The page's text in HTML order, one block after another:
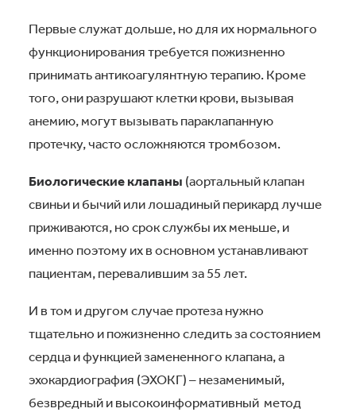
Первые служат дольше, но для их нормального
функционирования требуется пожизненно
принимать антикоагулянтную терапию. Кроме
того, они разрушают клетки крови, вызывая
анемию, могут вызывать параклапанную
протечку, часто осложняются тромбозом.
Биологические клапаны (аортальный клапан
свиньи и бычий или лошадиный перикард лучше
приживаются, но срок службы их меньше, и
именно поэтому их в основном устанавливают
пациентам, перевалившим за 55 лет.
И в том и другом случае протеза нужно
тщательно и пожизненно следить за состоянием
сердца и функцией замененного клапана, а
эхокардиография (ЭХОКГ) – незаменимый,
безвредный и высокоинформативный метод